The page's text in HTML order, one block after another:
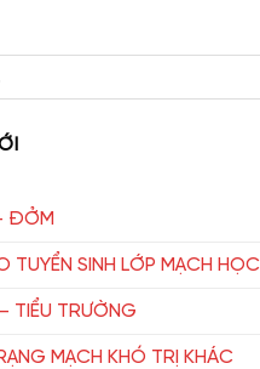
ĐỞM
TUYỂN SINH LỚP MẠCH HỌC
TIỂU TRƯỜNG
MẠCH KHÓ TRỊ KHÁC